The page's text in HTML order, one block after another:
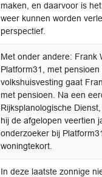
maken, en daarvoor is
weer kunnen worden
perspectief.
Met onder andere: Frank
Platform31, met pensioen
volkshuisvesting gaat
met pensioen. Na een
Rijksplanologische
hij de afgelopen veertien
onderzoeker bij
woningtekort.
In deze laatste zonnige